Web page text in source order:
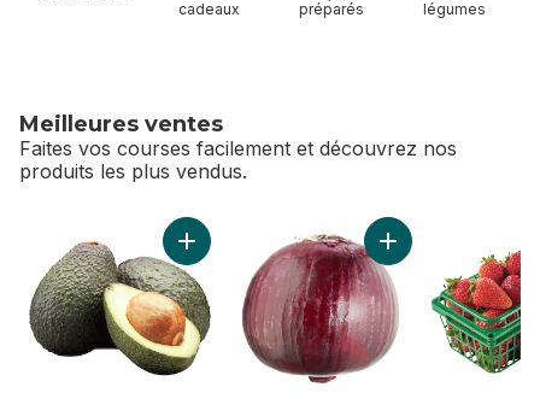
cadeaux
préparés
légumes
Meilleures ventes
Faites vos courses facilement et découvrez nos
produits les plus vendus.
sauter Meilleures ventes
Ajouter Avocats au panierAjouter Oignons